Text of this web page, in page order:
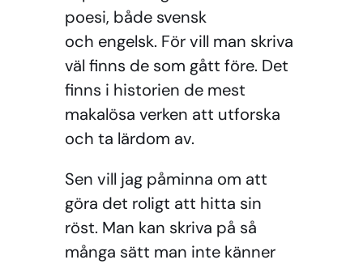
poesi, både svensk
och engelsk. För vill man skriva
väl finns de som gått före. Det
finns i historien de mest
makalösa verken att utforska
och ta lärdom av.
Sen vill jag påminna om att
göra det roligt att hitta sin
röst. Man kan skriva på så
många sätt man inte känner